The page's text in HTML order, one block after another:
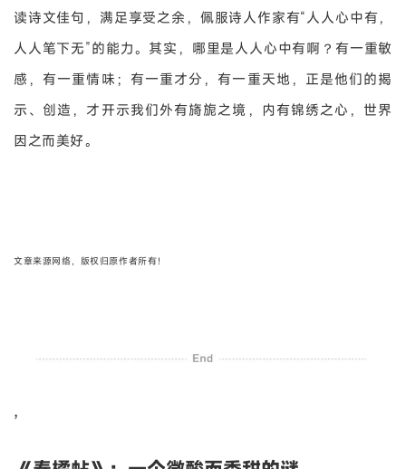
读诗文佳句，满足享受之余，佩服诗人作家有“人人心中有，
人人笔下无”的能力。其实，哪里是人人心中有啊？有一重敏
感，有一重情味；有一重才分，有一重天地，正是他们的揭
示、创造，才开示我们外有旖旎之境，内有锦绣之心，世界
因之而美好。
文章来源网络，版权归原作者所有！
,